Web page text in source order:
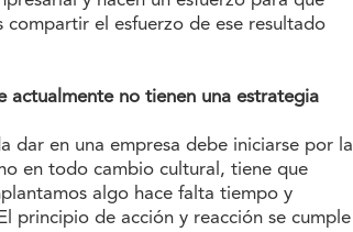
el esfuerzo de ese resultado
actualmente no tienen una estrategia
dar en una empresa debe iniciarse por la
en todo cambio cultural, tiene que
algo hace falta tiempo y
principio de acción y reacción se cumple